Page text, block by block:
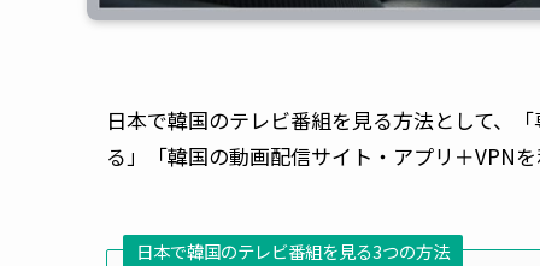
日本で韓国のテレビ番組を見る方法として、
る」「韓国の動画配信サイト・アプリ＋VPN
日本で韓国のテレビ番組を見る3つの方法